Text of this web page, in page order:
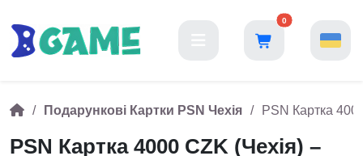
0
Подарункові Картки PSN Чехія PSN Картка
PSN Картка 4000 CZK (Чехія) –